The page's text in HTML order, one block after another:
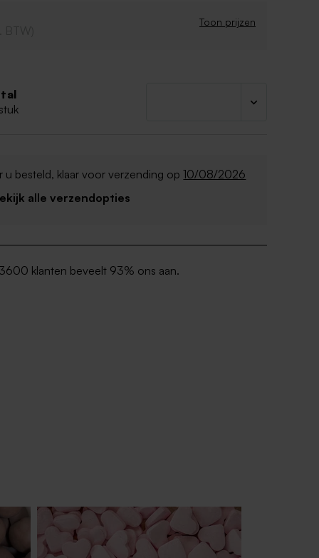
melk en noten
Toon prijzen
BTW)
u besteld, klaar voor verzending op10/08/2026
alle verzendopties
klanten beveelt 93% ons aan.